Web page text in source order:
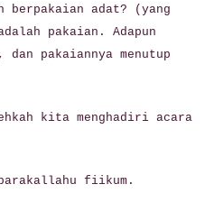
berpakaian adat? (yang
pakaian. Adapun
pakaiannya menutup
kita menghadiri acara
fiikum.